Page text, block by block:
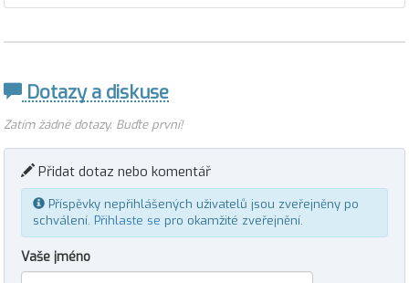
Dotazy a diskuse
Zatím žádné dotazy. Buďte první!
Přidat dotaz nebo komentář
Příspěvky nepřihlášených uživatelů jsou zveřejněny po
schválení. Přihlaste se pro okamžité zveřejnění.
Vaše jméno